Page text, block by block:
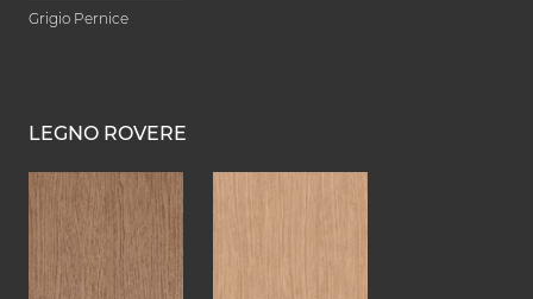
Grigio Pernice
LEGNO ROVERE